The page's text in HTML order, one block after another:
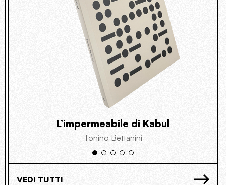
L’impermeabile di Kabul
Tonino Bettanini
VEDI TUTTI